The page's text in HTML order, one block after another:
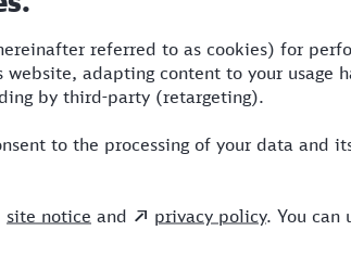
TLX,ICE,VIA